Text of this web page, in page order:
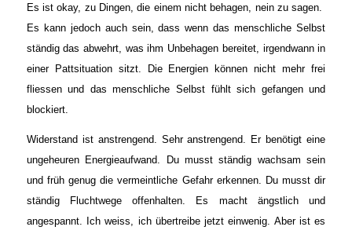
Es ist okay, zu Dingen, die einem nicht behagen, nein zu sagen.
Es kann jedoch auch sein, dass wenn das menschliche Selbst
ständig das abwehrt, was ihm Unbehagen bereitet, irgendwann in
einer Pattsituation sitzt. Die Energien können nicht mehr frei
fliessen und das menschliche Selbst fühlt sich gefangen und
blockiert.
Widerstand ist anstrengend. Sehr anstrengend. Er benötigt eine
ungeheuren Energieaufwand. Du musst ständig wachsam sein
und früh genug die vermeintliche Gefahr erkennen. Du musst dir
ständig Fluchtwege offenhalten. Es macht ängstlich und
angespannt. Ich weiss, ich übertreibe jetzt einwenig. Aber ist es